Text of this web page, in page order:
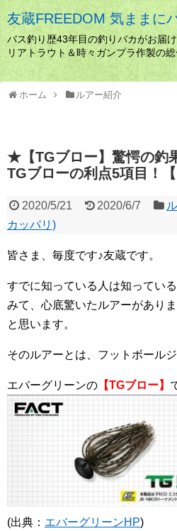
友蔵FREEDOM 気ままに
バス釣り歴43年目の釣りバカがお届
リアトラウト＆時々ガンプラ作製の
ホーム ルアー紹介
★【TGブロー】驚愕の釣
TGブローの利点5項目！
2020/5/21 2020/6/7
カッパリ)
皆さま、毎度です♪友蔵です。
すでに知っている人は知ってい
みて、心底驚いたルアーがあり
と思います。
そのルアーとは、フットボール
エバーグリーンの 【TGブロー】
(出典： エバーグリーンHP)